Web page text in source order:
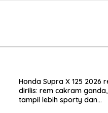
Honda Supra X 125 2026
dirilis: rem cakram ganda,
tampil lebih sporty dan